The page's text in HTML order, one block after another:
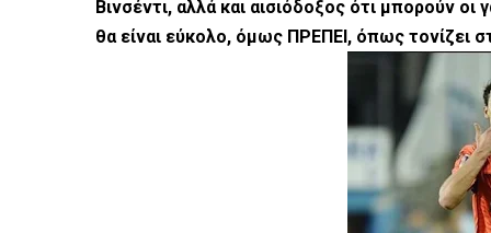
Βινσέντι, αλλά και αισιόδοξος ότι μπορούν οι
θα είναι εύκολο, όμως ΠΡΕΠΕΙ, όπως τονίζει